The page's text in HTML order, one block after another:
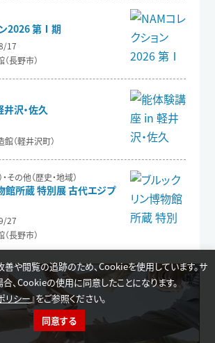
カテゴリー選択 学習情報
2026 第Ⅰ期
17
長野市）
沢・佐久
（軽井沢町）
その他（歴史・地域）
館所蔵 特別展 古代エジプ
27
長野市）
や閲覧の追跡のため、Cookieを使用しています。サ
、Cookieの使用に同意したことになります。
リシー 』をご参照ください。
同意する